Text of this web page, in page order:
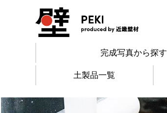
完成写真から探す
土製品一覧